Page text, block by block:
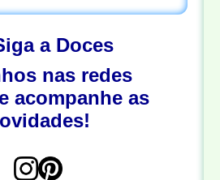
a Doces
nas redes
acompanhe as